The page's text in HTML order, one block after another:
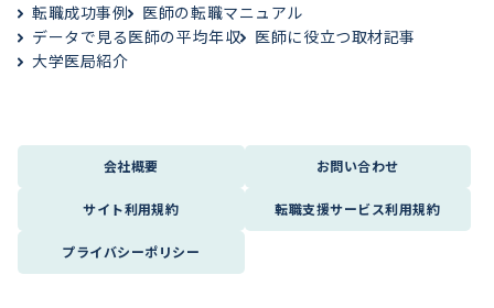
転職成功事例
医師の転職マニュアル
データで見る医師の平均年収
医師に役立つ取材記事
大学医局紹介
会社概要 お問い合わせ
サイト利用規約 転職支援サービス利用規約
プライバシーポリシー